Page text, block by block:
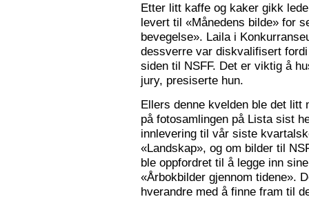
Etter litt kaffe og kaker gikk
levert til «Månedens bilde» for
bevegelse». Laila i
dessverre var diskvalifisert
siden til NSFF. Det er viktig å
jury, presiserte hun.
Ellers denne kvelden ble det litt
på fotosamlingen på Lista sist
innlevering til vår siste
«Landskap», og om bilder til
ble oppfordret til å legge inn
«Årbokbilder gjennom tidene».
hverandre med å finne fram til